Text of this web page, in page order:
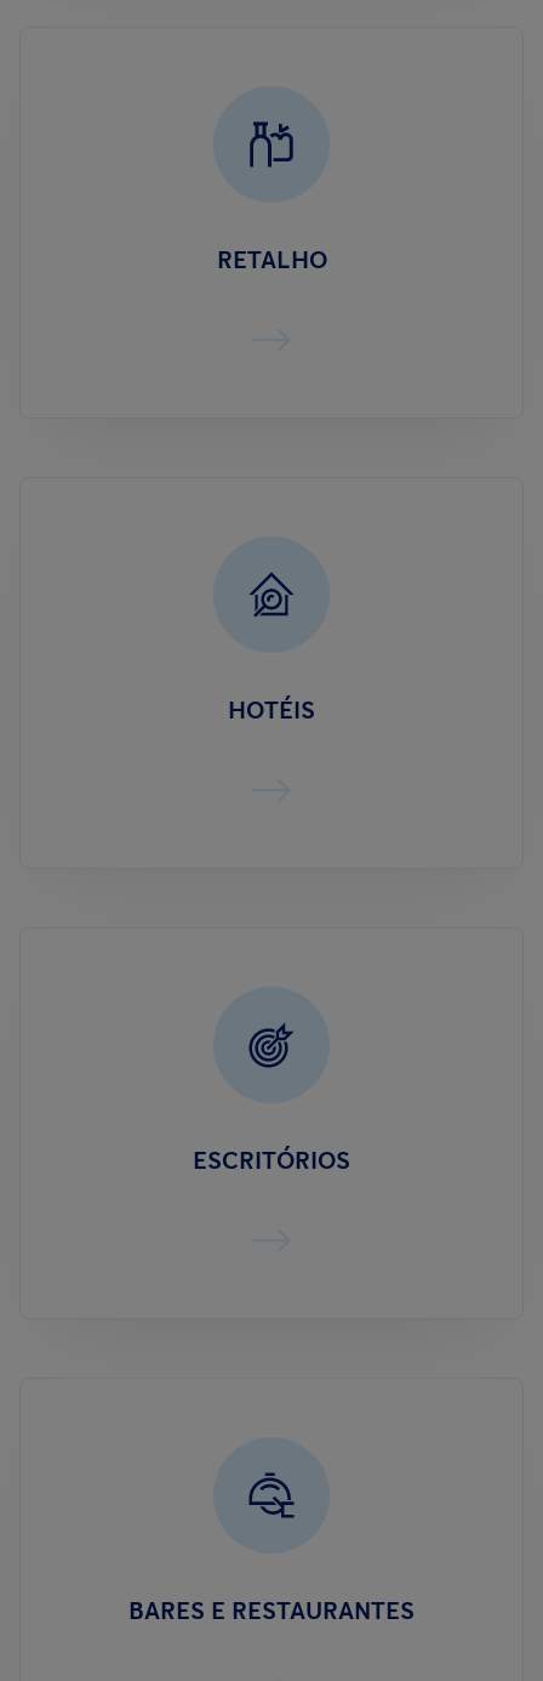
RETALHO
HOTÉIS
ESCRITÓRIOS
BARES E RESTAURANTES